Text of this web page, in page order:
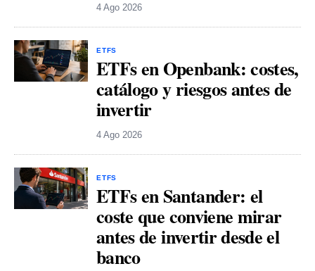
4 Ago 2026
ETFS
ETFs en Openbank: costes,
catálogo y riesgos antes de
invertir
4 Ago 2026
ETFS
ETFs en Santander: el
coste que conviene mirar
antes de invertir desde el
banco